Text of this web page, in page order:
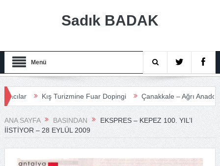
Sadık BADAK
Menü
Kış Turizmine Fuar Dopingi Çanakkale – Ağrı Anadolu
ANA SAYFA BASINDAN
EKSPRES – KEPEZ 100. YIL’I
IİSTIYOR – 28 EYLÜL 2009